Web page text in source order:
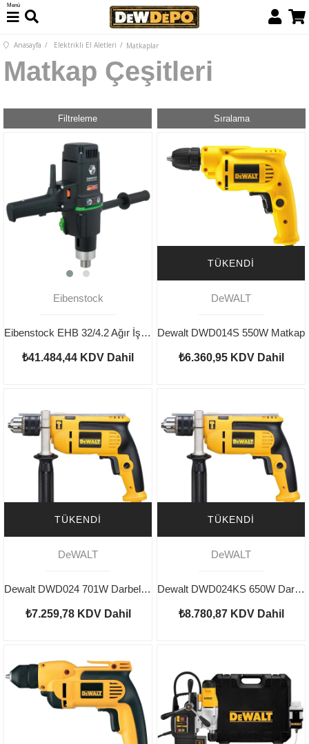
Menü
Anasayfa Elektrikli El Aletleri Matkaplar
Matkap Çeşitleri
Filtreleme Sıralama
Eibenstock
Eibenstock EHB 32/4.2 Ağır İş Tipi Şase Manyetik Matkap Makinesi
₺41.484,44 KDV Dahil
TÜKENDI
DeWALT
Dewalt DWD014S 550W Matkap
₺6.360,95 KDV Dahil
TÜKENDI
DeWALT
Dewalt DWD024 701W Darbeli Matkap
₺7.259,78 KDV Dahil
TÜKENDI
DeWALT
Dewalt DWD024KS 650W Darbeli Matkap
₺8.780,87 KDV Dahil